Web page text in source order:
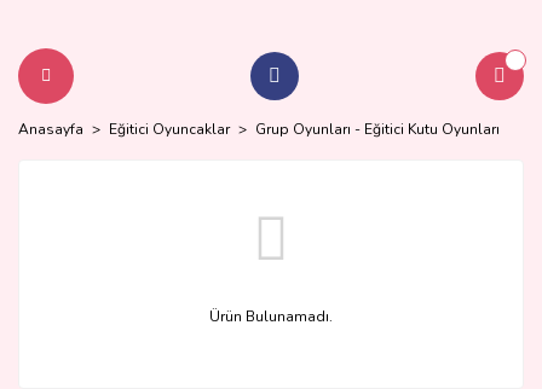
Anasayfa Eğitici Oyuncaklar Grup Oyunları - Eğitici Kutu Oyunları
Ürün Bulunamadı.